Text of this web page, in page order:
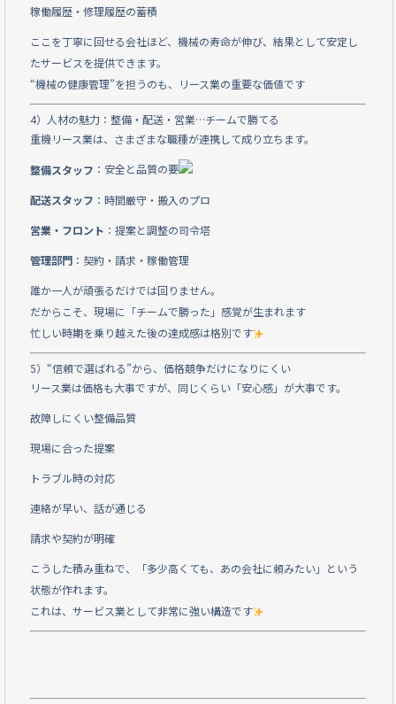
稼働履歴・修理履歴の蓄積
ここを丁寧に回せる会社ほど、機械の寿命が伸び、結果として安定し
たサービスを提供できます。
“機械の健康管理”を担うのも、リース業の重要な価値です
4）人材の魅力：整備・配送・営業…チームで勝てる
重機リース業は、さまざまな職種が連携して成り立ちます。
整備スタッフ ：安全と品質の要
配送スタッフ ：時間厳守・搬入のプロ
営業・フロント ：提案と調整の司令塔
管理部門：契約・請求・稼働管理
誰か一人が頑張るだけでは回りません。
だからこそ、現場に「チームで勝った」感覚が生まれます
忙しい時期を乗り越えた後の達成感は格別です
5）“信頼で選ばれる”から、価格競争だけになりにくい
リース業は価格も大事ですが、同じくらい「安心感」が大事です。
故障しにくい整備品質
現場に合った提案
トラブル時の対応
連絡が早い、話が通じる
請求や契約が明確
こうした積み重ねで、「多少高くても、あの会社に頼みたい」という
状態が作れます。
これは、サービス業として非常に強い構造です